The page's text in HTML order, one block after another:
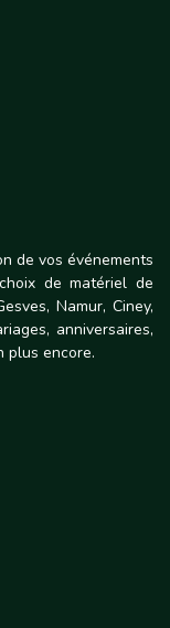
de vos événements
de matériel de
Namur, Ciney,
anniversaires,
plus encore.